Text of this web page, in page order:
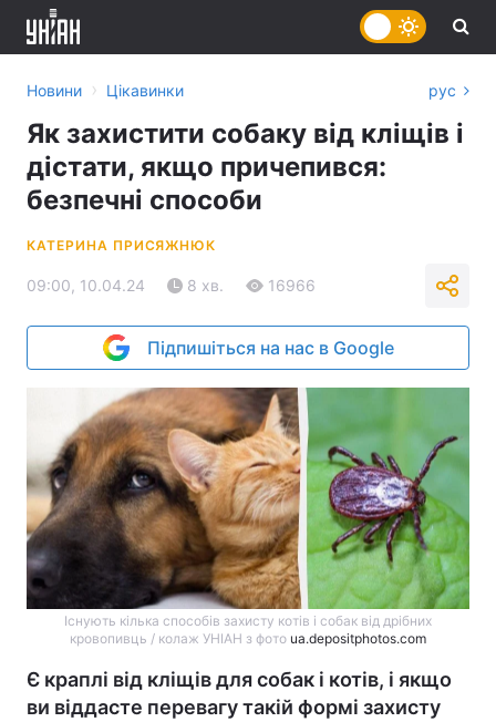
Новини › Цікавинки рус
Як захистити собаку від кліщів і
дістати, якщо причепився:
безпечні способи
КАТЕРИНА ПРИСЯЖНЮК
09:00, 10.04.24 8 хв. 16966
Підпишіться на нас в Google
Існують кілька способів захисту котів і собак від дрібних
кровопивць / колаж УНІАН з фото ua.depositphotos.com
Є краплі від кліщів для собак і котів, і якщо
ви віддасте перевагу такій формі захисту